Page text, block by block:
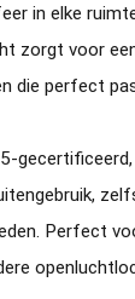
in elke
zorgt voor
die perfect
Perfect